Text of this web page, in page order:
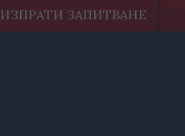
ИЗПРАТИ ЗАПИТВАНЕ